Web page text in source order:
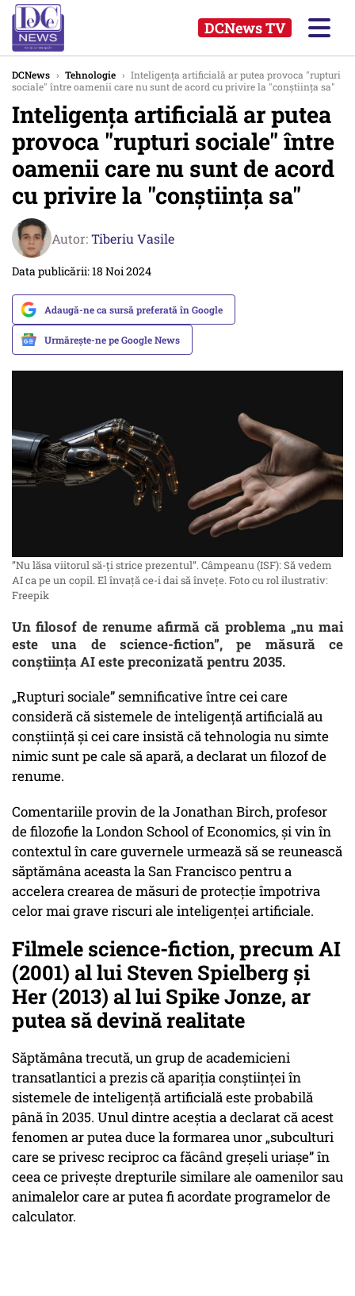
DCNews TV
DCNews › Tehnologie › Inteligența artificială ar putea provoca "rupturi
sociale" între oamenii care nu sunt de acord cu privire la "conștiința sa"
Inteligența artificială ar putea
provoca "rupturi sociale" între
oamenii care nu sunt de acord
cu privire la "conștiința sa"
Autor:Tiberiu Vasile
Data publicării: 18 Noi 2024
Adaugă-ne ca sursă preferată în Google
Urmărește-ne pe Google News
”Nu lăsa viitorul să-ți strice prezentul”. Câmpeanu (ISF): Să vedem
AI ca pe un copil. El învață ce-i dai să învețe. Foto cu rol ilustrativ:
Freepik
Un filosof de renume afirmă că problema „nu mai
este una de science-fiction”, pe măsură ce
conștiința AI este preconizată pentru 2035.
„Rupturi sociale” semnificative între cei care
consideră că sistemele de inteligență artificială au
conștiință și cei care insistă că tehnologia nu simte
nimic sunt pe cale să apară, a declarat un filozof de
renume.
Comentariile provin de la Jonathan Birch, profesor
de filozofie la London School of Economics, și vin în
contextul în care guvernele urmează să se reunească
săptămâna aceasta la San Francisco pentru a
accelera crearea de măsuri de protecție împotriva
celor mai grave riscuri ale inteligenței artificiale.
Filmele science-fiction, precum AI
(2001) al lui Steven Spielberg și
Her (2013) al lui Spike Jonze, ar
putea să devină realitate
Săptămâna trecută, un grup de academicieni
transatlantici a prezis că apariția conștiinței în
sistemele de inteligență artificială este probabilă
până în 2035. Unul dintre aceștia a declarat că acest
fenomen ar putea duce la formarea unor „subculturi
care se privesc reciproc ca făcând greșeli uriașe” în
ceea ce privește drepturile similare ale oamenilor sau
animalelor care ar putea fi acordate programelor de
calculator.